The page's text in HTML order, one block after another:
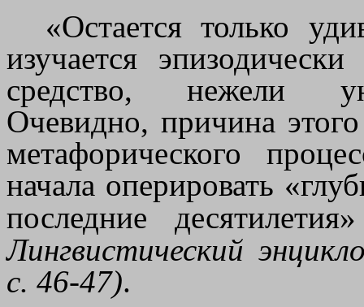
«Остается только
изучается
средство, нежели
Очевидно, причина
метафорического
начала оперировать
последние
Лингвистический
с. 46-47).